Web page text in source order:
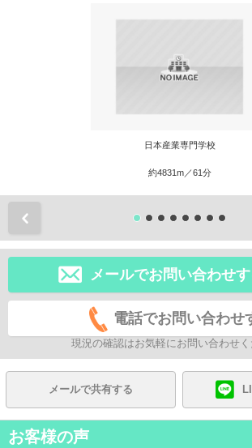
日本産業専門学校
約4831m／61分
メールでお問い合わせ
電話でお問い合わせ
現況の確認はお気軽にお問い合わせく
メールで共有する
お客様の声